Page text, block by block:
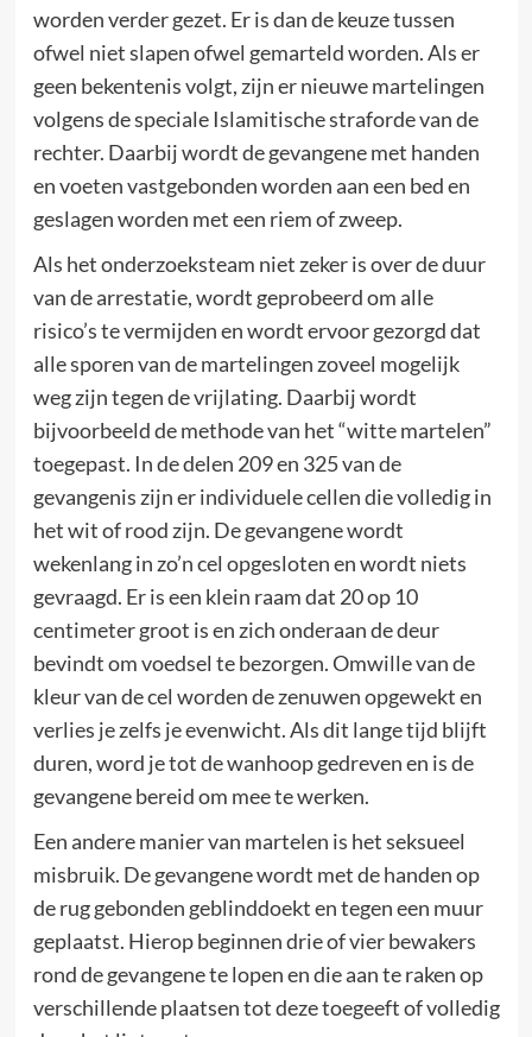
worden verder gezet. Er is dan de keuze tussen
ofwel niet slapen ofwel gemarteld worden. Als er
geen bekentenis volgt, zijn er nieuwe martelingen
volgens de speciale Islamitische straforde van de
rechter. Daarbij wordt de gevangene met handen
en voeten vastgebonden worden aan een bed en
geslagen worden met een riem of zweep.
Als het onderzoeksteam niet zeker is over de duur
van de arrestatie, wordt geprobeerd om alle
risico’s te vermijden en wordt ervoor gezorgd dat
alle sporen van de martelingen zoveel mogelijk
weg zijn tegen de vrijlating. Daarbij wordt
bijvoorbeeld de methode van het “witte martelen”
toegepast. In de delen 209 en 325 van de
gevangenis zijn er individuele cellen die volledig in
het wit of rood zijn. De gevangene wordt
wekenlang in zo’n cel opgesloten en wordt niets
gevraagd. Er is een klein raam dat 20 op 10
centimeter groot is en zich onderaan de deur
bevindt om voedsel te bezorgen. Omwille van de
kleur van de cel worden de zenuwen opgewekt en
verlies je zelfs je evenwicht. Als dit lange tijd blijft
duren, word je tot de wanhoop gedreven en is de
gevangene bereid om mee te werken.
Een andere manier van martelen is het seksueel
misbruik. De gevangene wordt met de handen op
de rug gebonden geblinddoekt en tegen een muur
geplaatst. Hierop beginnen drie of vier bewakers
rond de gevangene te lopen en die aan te raken op
verschillende plaatsen tot deze toegeeft of volledig